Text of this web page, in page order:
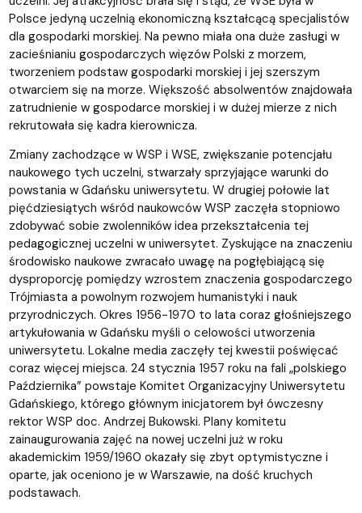
Polsce jedyną uczelnią ekonomiczną kształcącą specjalistów
dla gospodarki morskiej. Na pewno miała ona duże zasługi w
zacieśnianiu gospodarczych więzów Polski z morzem,
tworzeniem podstaw gospodarki morskiej i jej szerszym
otwarciem się na morze. Większość absolwentów znajdowała
zatrudnienie w gospodarce morskiej i w dużej mierze z nich
rekrutowała się kadra kierownicza.
Zmiany zachodzące w WSP i WSE, zwiększanie potencjału
naukowego tych uczelni, stwarzały sprzyjające warunki do
powstania w Gdańsku uniwersytetu. W drugiej połowie lat
pięćdziesiątych wśród naukowców WSP zaczęła stopniowo
zdobywać sobie zwolenników idea przekształcenia tej
pedagogicznej uczelni w uniwersytet. Zyskujące na znaczeniu
środowisko naukowe zwracało uwagę na pogłębiającą się
dysproporcję pomiędzy wzrostem znaczenia gospodarczego
Trójmiasta a powolnym rozwojem humanistyki i nauk
przyrodniczych. Okres 1956-1970 to lata coraz głośniejszego
artykułowania w Gdańsku myśli o celowości utworzenia
uniwersytetu. Lokalne media zaczęły tej kwestii poświęcać
coraz więcej miejsca. 24 stycznia 1957 roku na fali „polskiego
Października” powstaje Komitet Organizacyjny Uniwersytetu
Gdańskiego, którego głównym inicjatorem był ówczesny
rektor WSP doc. Andrzej Bukowski. Plany komitetu
zainaugurowania zajęć na nowej uczelni już w roku
akademickim 1959/1960 okazały się zbyt optymistyczne i
oparte, jak oceniono je w Warszawie, na dość kruchych
podstawach.